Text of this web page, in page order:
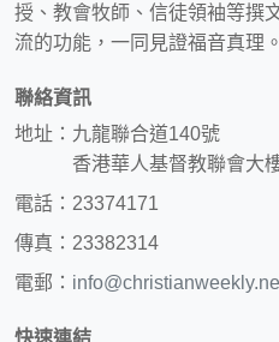
授、教會牧師、信徒領袖等
流的功能，一同見證福音真理。
聯絡資訊
地址：九龍聯合道140號
香港華人基督教聯會大
電話：23374171
傳真：23382314
電郵：
快速連結